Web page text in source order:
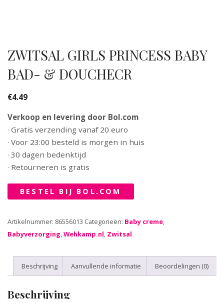
ZWITSAL GIRLS PRINCESS BABY
BAD- & DOUCHECR
€4.49
Verkoop en levering door Bol.com
· Gratis verzending vanaf 20 euro
· Voor 23:00 besteld is morgen in huis
· 30 dagen bedenktijd
· Retourneren is gratis
BESTEL BIJ BOL.COM
Artikelnummer: 86556013 Categorieën: Baby creme,
Babyverzorging,Wehkamp.nl, Zwitsal
Beschrijving Aanvullende informatie Beoordelingen (0)
Beschrijving